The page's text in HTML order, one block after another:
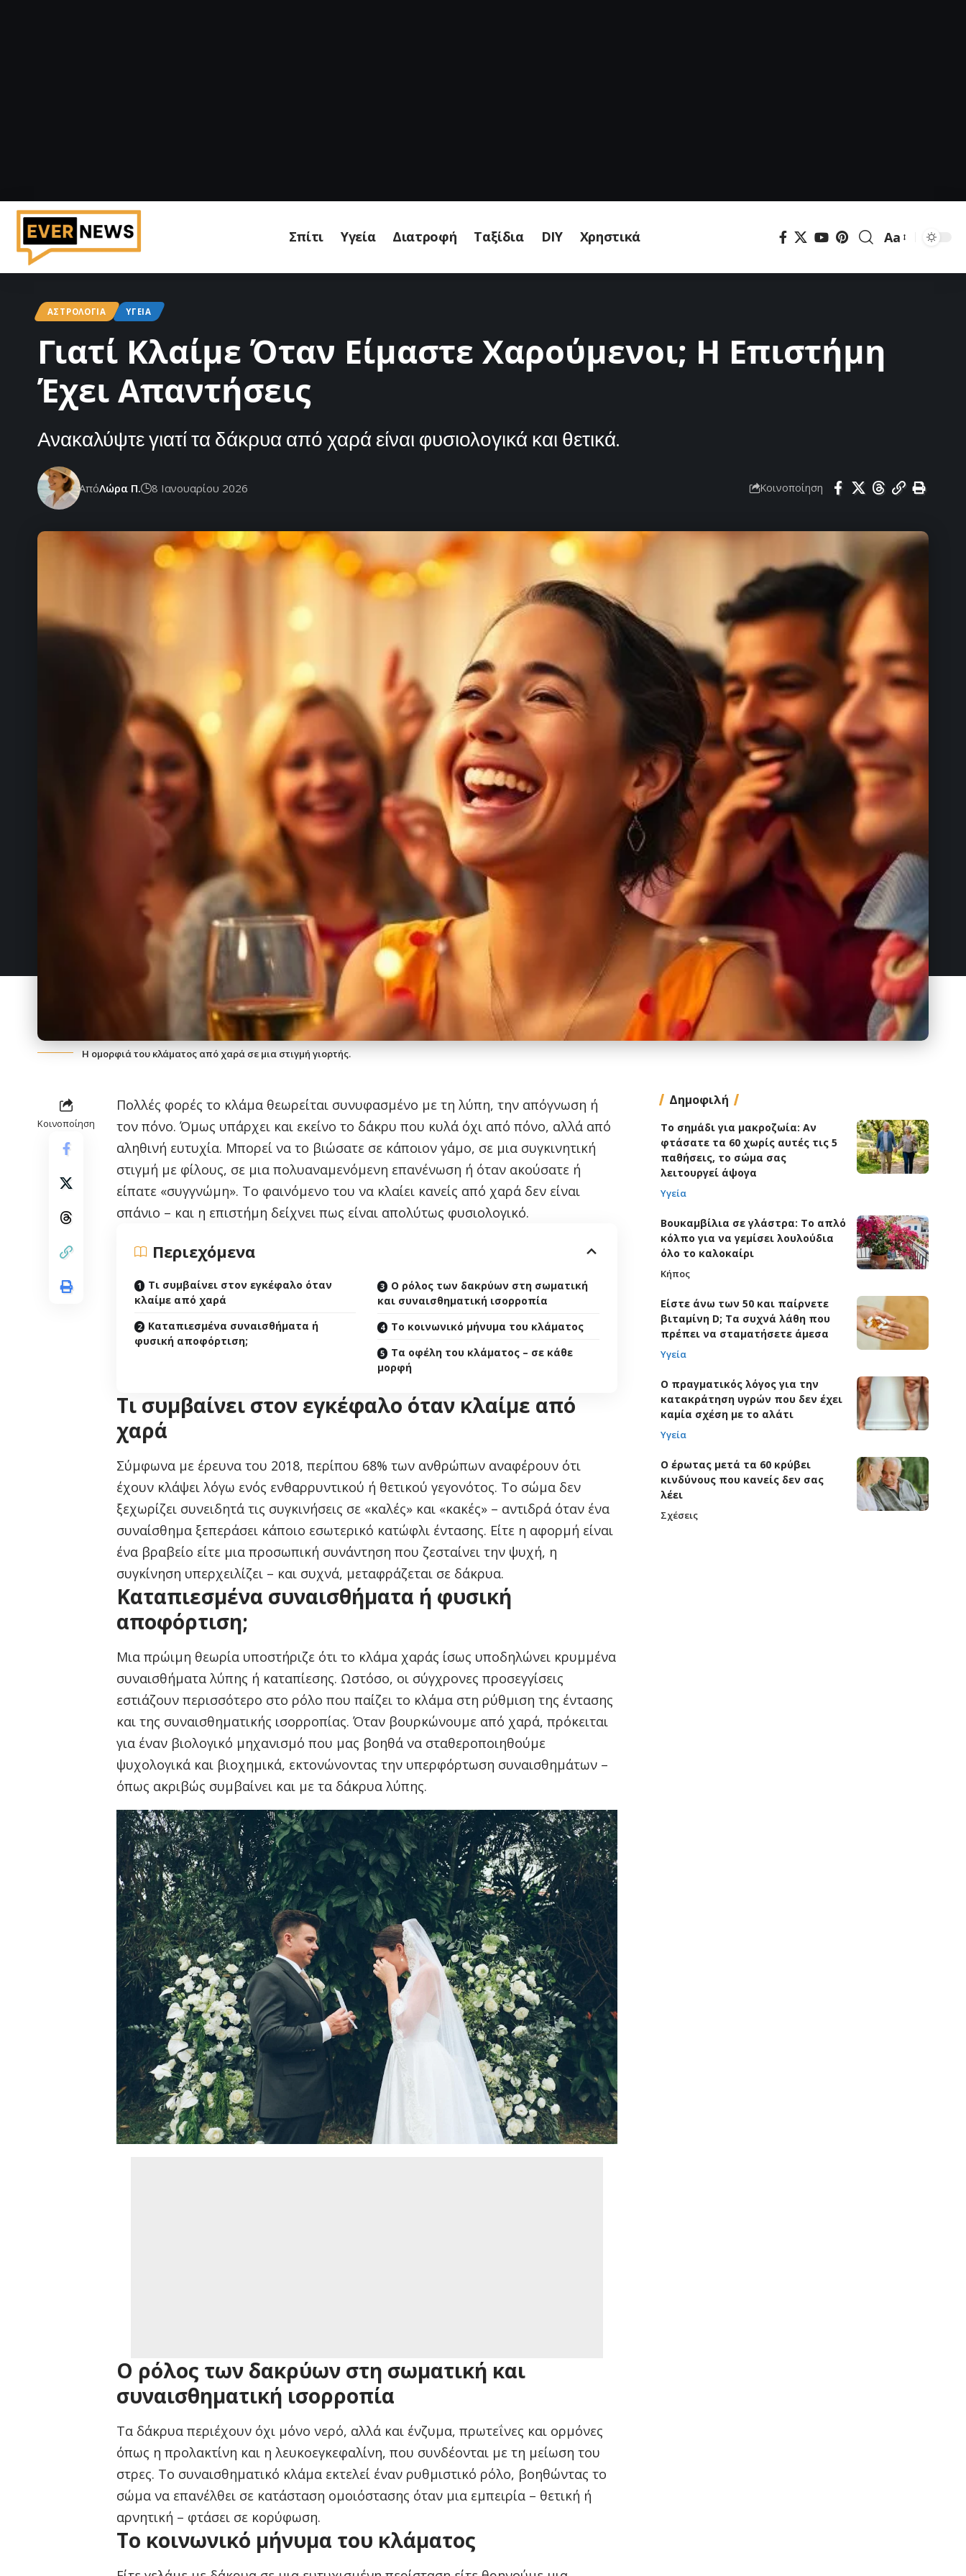
Σπίτι Υγεία Διατροφή Ταξίδια DIY Χρηστικά
Μεγέθυνση
Aa
ΑΣΤΡΟΛΟΓΊΑ ΥΓΕΊΑ
Γιατί Κλαίμε Όταν Είμαστε Χαρούμενοι; Η Επιστήμη
Έχει Απαντήσεις
Ανακαλύψτε γιατί τα δάκρυα από χαρά είναι φυσιολογικά και θετικά.
ΑπόΛώρα Π. 8 Ιανουαρίου 2026 Κοινοποίηση
Η ομορφιά του κλάματος από χαρά σε μια στιγμή γιορτής.
Κοινοποίηση
Πολλές φορές το κλάμα θεωρείται συνυφασμένο με τη λύπη, την απόγνωση ή
τον πόνο. Όμως υπάρχει και εκείνο το δάκρυ που κυλά όχι από πόνο, αλλά από
αληθινή ευτυχία. Μπορεί να το βιώσατε σε κάποιον γάμο, σε μια συγκινητική
στιγμή με φίλους, σε μια πολυαναμενόμενη επανένωση ή όταν ακούσατε ή
είπατε «συγγνώμη». Το φαινόμενο του να κλαίει κανείς από χαρά δεν είναι
σπάνιο – και η επιστήμη δείχνει πως είναι απολύτως φυσιολογικό.
Περιεχόμενα
Τι συμβαίνει στον εγκέφαλο όταν
κλαίμε από χαρά
Καταπιεσμένα συναισθήματα ή
φυσική αποφόρτιση;
Ο ρόλος των δακρύων στη σωματική
και συναισθηματική ισορροπία
Το κοινωνικό μήνυμα του κλάματος
Τα οφέλη του κλάματος – σε κάθε
μορφή
Τι συμβαίνει στον εγκέφαλο όταν κλαίμε από
χαρά
Σύμφωνα με έρευνα του 2018, περίπου 68% των ανθρώπων αναφέρουν ότι
έχουν κλάψει λόγω ενός ενθαρρυντικού ή θετικού γεγονότος. Το σώμα δεν
ξεχωρίζει συνειδητά τις συγκινήσεις σε «καλές» και «κακές» – αντιδρά όταν ένα
συναίσθημα ξεπεράσει κάποιο εσωτερικό κατώφλι έντασης. Είτε η αφορμή είναι
ένα βραβείο είτε μια προσωπική συνάντηση που ζεσταίνει την ψυχή, η
συγκίνηση υπερχειλίζει – και συχνά, μεταφράζεται σε δάκρυα.
Καταπιεσμένα συναισθήματα ή φυσική
αποφόρτιση;
Μια πρώιμη θεωρία υποστήριζε ότι το κλάμα χαράς ίσως υποδηλώνει κρυμμένα
συναισθήματα λύπης ή καταπίεσης. Ωστόσο, οι σύγχρονες προσεγγίσεις
εστιάζουν περισσότερο στο ρόλο που παίζει το κλάμα στη ρύθμιση της έντασης
και της συναισθηματικής ισορροπίας. Όταν βουρκώνουμε από χαρά, πρόκειται
για έναν βιολογικό μηχανισμό που μας βοηθά να σταθεροποιηθούμε
ψυχολογικά και βιοχημικά, εκτονώνοντας την υπερφόρτωση συναισθημάτων –
όπως ακριβώς συμβαίνει και με τα δάκρυα λύπης.
Ο ρόλος των δακρύων στη σωματική και
συναισθηματική ισορροπία
Τα δάκρυα περιέχουν όχι μόνο νερό, αλλά και ένζυμα, πρωτεΐνες και ορμόνες
όπως η προλακτίνη και η λευκοεγκεφαλίνη, που συνδέονται με τη μείωση του
στρες. Το συναισθηματικό κλάμα εκτελεί έναν ρυθμιστικό ρόλο, βοηθώντας το
σώμα να επανέλθει σε κατάσταση ομοιόστασης όταν μια εμπειρία – θετική ή
αρνητική – φτάσει σε κορύφωση.
Το κοινωνικό μήνυμα του κλάματος
Δημοφιλή
Το σημάδι για μακροζωία: Αν
φτάσατε τα 60 χωρίς αυτές τις 5
παθήσεις, το σώμα σας
λειτουργεί άψογα
Υγεία
Βουκαμβίλια σε γλάστρα: Το απλό
κόλπο για να γεμίσει λουλούδια
όλο το καλοκαίρι
Κήπος
Είστε άνω των 50 και παίρνετε
βιταμίνη D; Τα συχνά λάθη που
πρέπει να σταματήσετε άμεσα
Υγεία
Ο πραγματικός λόγος για την
κατακράτηση υγρών που δεν έχει
καμία σχέση με το αλάτι
Υγεία
Ο έρωτας μετά τα 60 κρύβει
κινδύνους που κανείς δεν σας
λέει
Σχέσεις